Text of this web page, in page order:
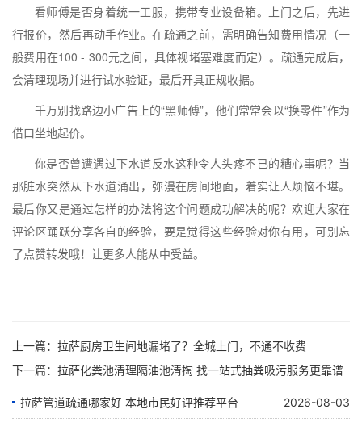
看师傅是否身着统一工服，携带专业设备箱。上门之后，先进
行报价，然后再动手作业。在疏通之前，需明确告知费用情况（一
般费用在100 - 300元之间，具体视堵塞难度而定）。疏通完成后，
会清理现场并进行试水验证，最后开具正规收据。
千万别找路边小广告上的“黑师傅”，他们常常会以“换零件”作为
借口坐地起价。
你是否曾遭遇过下水道反水这种令人头疼不已的糟心事呢？当
那脏水突然从下水道涌出，弥漫在房间地面，着实让人烦恼不堪。
最后你又是通过怎样的办法将这个问题成功解决的呢？欢迎大家在
评论区踊跃分享各自的经验，要是觉得这些经验对你有用，可别忘
了点赞转发哦！让更多人能从中受益。
上一篇： 拉萨厨房卫生间地漏堵了？全城上门，不通不收费
下一篇： 拉萨化粪池清理隔油池清掏 找一站式抽粪吸污服务更靠谱
拉萨管道疏通哪家好 本地市民好评推荐平台 2026-08-03